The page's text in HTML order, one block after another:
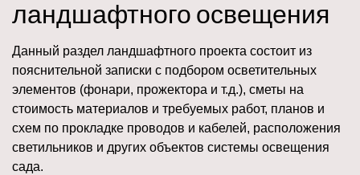
ландшафтного освещения
Данный раздел ландшафтного проекта состоит из
пояснительной записки с подбором осветительных
элементов (фонари, прожектора и т.д.), сметы на
стоимость материалов и требуемых работ, планов и
схем по прокладке проводов и кабелей, расположения
светильников и других объектов системы освещения
сада.